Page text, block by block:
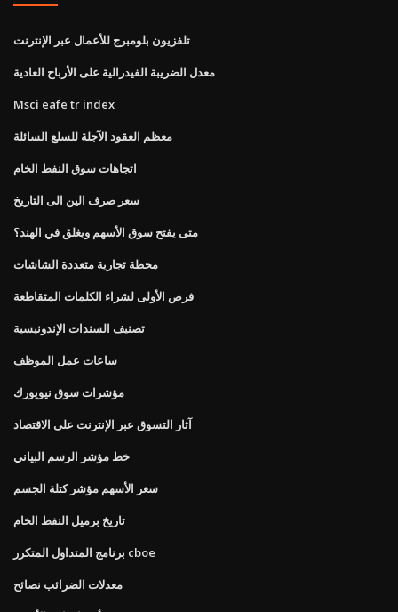
تلفزيون بلومبرج للأعمال عبر الإنترنت
معدل الضريبة الفيدرالية على الأرباح العادية
Msci eafe tr index
معظم العقود الآجلة للسلع السائلة
اتجاهات سوق النفط الخام
سعر صرف الين الى التاريخ
متى يفتح سوق الأسهم ويغلق في الهند؟
محطة تجارية متعددة الشاشات
فرص الأولى لشراء الكلمات المتقاطعة
تصنيف السندات الإندونيسية
ساعات عمل الموظف
مؤشرات سوق نيويورك
آثار التسوق عبر الإنترنت على الاقتصاد
خط مؤشر الرسم البياني
سعر الأسهم مؤشر كتلة الجسم
تاريخ برميل النفط الخام
برنامج المتداول المتكرر cboe
معدلات الضرائب نصائح